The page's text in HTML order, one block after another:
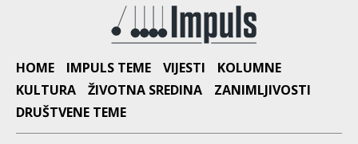
HOME IMPULS TEME VIJESTI
KOLUMNE
KULTURA
ŽIVOTNA SREDINA
ZANIMLJIVOSTI
DRUŠTVENE TEME